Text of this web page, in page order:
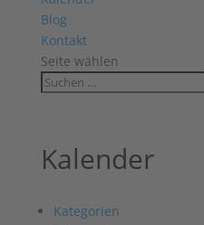
Blog
Kontakt
Seite wählen
Kalender
Kategorien